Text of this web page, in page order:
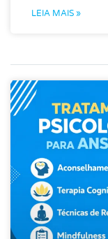
LEIA MAIS »